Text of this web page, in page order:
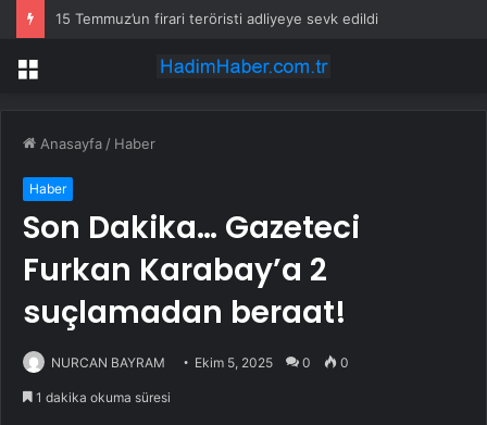
15 Temmuz’un firari teröristi adliyeye sevk edildi
Menü
Anasayfa / Haber
Haber
Son Dakika… Gazeteci
Furkan Karabay’a 2
suçlamadan beraat!
NURCAN BAYRAM Ekim 5, 2025 0 0
1 dakika okuma süresi